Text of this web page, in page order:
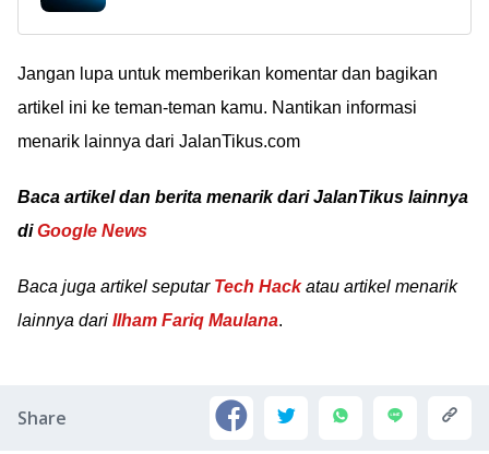
dibayangkan, apalagi
Jaka punya tutorial
lengkapnya. Baca
Jangan lupa untuk memberikan komentar dan bagikan
artikel ini ke teman-teman kamu. Nantikan informasi
menarik lainnya dari JalanTikus.com
Baca artikel dan berita menarik dari JalanTikus lainnya
diGoogle News
Baca juga artikel seputar Tech Hackatau artikel menarik
lainnya dari Ilham Fariq Maulana.
Share